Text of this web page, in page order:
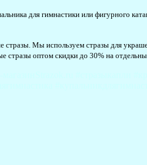
для гимнастики или фигурного
Мы используем стразы для
стразы оптом скидки до 30% на